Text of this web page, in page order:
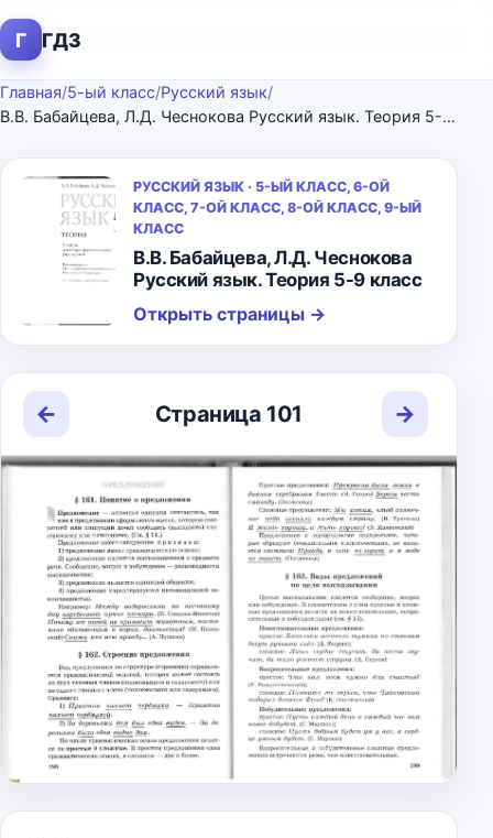
Г ГДЗ
Главная/5-ый класс/Русский язык/
В.В. Бабайцева, Л.Д. Чеснокова Русский язык. Теория 5-9 класс
РУССКИЙ ЯЗЫК · 5-ЫЙ КЛАСС, 6-ОЙ
КЛАСС, 7-ОЙ КЛАСС, 8-ОЙ КЛАСС, 9-ЫЙ
КЛАСС
В.В. Бабайцева, Л.Д. Чеснокова
Русский язык. Теория 5-9 класс
Открыть страницы →
← Страница 101 →